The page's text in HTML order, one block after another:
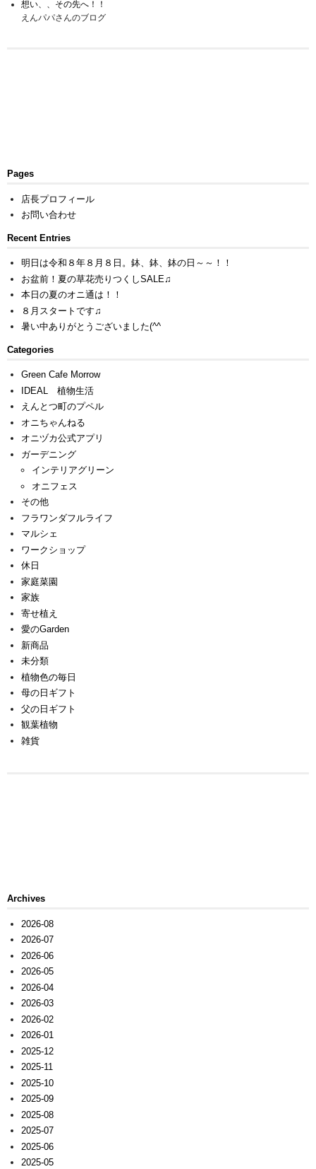
想い、、その先へ！！
えんパパさんのブログ
Pages
店長プロフィール
お問い合わせ
Recent Entries
明日は令和８年８月８日。鉢、鉢、鉢の日～～！！
お盆前！夏の草花売りつくしSALE♫
本日の夏のオニ通は！！
８月スタートです♫
暑い中ありがとうございました(^^ゞ
Categories
Green Cafe Morrow
IDEAL 植物生活
えんとつ町のプペル
オニちゃんねる
オニヅカ公式アプリ
ガーデニング
インテリアグリーン
オニフェス
その他
フラワンダフルライフ
マルシェ
ワークショップ
休日
家庭菜園
家族
寄せ植え
愛のGarden
新商品
未分類
植物色の毎日
母の日ギフト
父の日ギフト
観葉植物
雑貨
Archives
2026-08
2026-07
2026-06
2026-05
2026-04
2026-03
2026-02
2026-01
2025-12
2025-11
2025-10
2025-09
2025-08
2025-07
2025-06
2025-05